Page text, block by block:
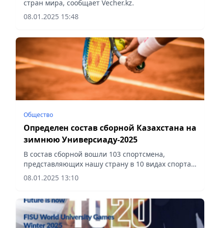
стран мира, сообщает Vecher.kz.
08.01.2025 15:48
Общество
Определен состав сборной Казахстана на
зимнюю Универсиаду-2025
В состав сборной вошли 103 спортсмена,
представляющих нашу страну в 10 видах спорта,
сообщает Vecher.kz.
08.01.2025 13:10